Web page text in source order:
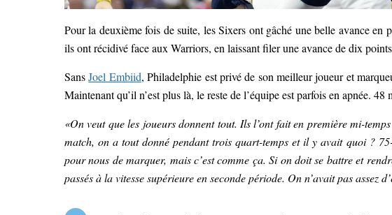
Pour la deuxième fois de suite, les Sixers ont gâché une belle avance
ils ont récidivé face aux Warriors, en laissant filer une avance de dix
SansJoel Embiid, Philadelphie est privé de son meilleur joueur et
Maintenant qu’il n’est plus là, le reste de l’équipe est parfois en apnée.
«On veut que les joueurs donnent tout. Ils l’ont fait en première mi-temps
match, on a tout donné pendant trois quart-temps et il y avait quoi ?
pour nous de marquer, mais c’est comme ça. Si on doit se battre et
passés à la vitesse supérieure en seconde période. On n’avait pas assez